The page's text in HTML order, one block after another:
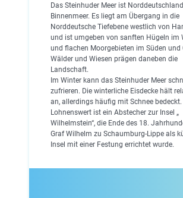
Das Steinhuder Meer ist
Binnenmeer. Es liegt am Übergang in die
Norddeutsche Tiefebene westlich von
und ist umgeben von sanften Hügeln im
und flachen Moorgebieten im Süden und
Wälder und Wiesen prägen daneben die
Landschaft.
Im Winter kann das Steinhuder Meer
zufrieren. Die winterliche Eisdecke hält
an, allerdings häufig mit Schnee bedeckt.
Lohnenswert ist ein Abstecher zur Insel „
Wilhelmstein“, die Ende des 18.
Graf Wilhelm zu Schaumburg-Lippe als
Insel mit einer Festung errichtet wurde.